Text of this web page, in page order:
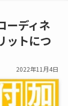
ーディネ
ットにつ
2022年11月4日